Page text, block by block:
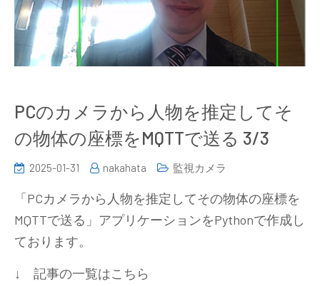
PCのカメラから人物を推定してそ
の物体の座標をMQTTで送る 3/3
2025-01-31 nakahata 監視カメラ
「PCカメラから人物を推定してその物体の座標を
MQTTで送る」アプリケーションをPythonで作成し
ております。
↓ 記事の一覧はこちら